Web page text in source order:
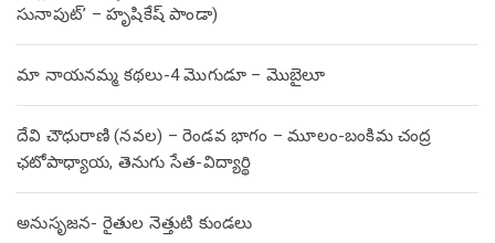
సునాపుట్’ – హృషికేష్ పాండా)
మా నాయనమ్మ కథలు-4 మొగుడూ – మొబైలూ
దేవి చౌధురాణి (నవల) – రెండవ భాగం – మూలం-బంకిమ చంద్ర
ఛటోపాధ్యాయ, తెనుగు సేత-విద్యార్థి
అనుసృజన- రైతుల నెత్తుటి కుండలు